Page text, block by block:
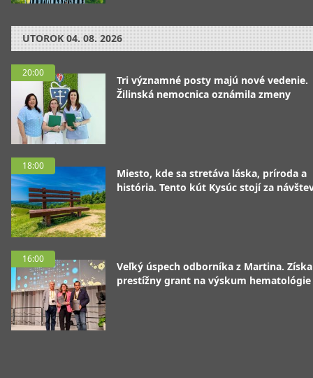
UTOROK 04. 08. 2026
20:00
Tri významné posty majú nové vedenie.
Žilinská nemocnica oznámila zmeny
18:00
Miesto, kde sa stretáva láska, príroda a
história. Tento kút Kysúc stojí za
16:00
Veľký úspech odborníka z Martina.
prestížny grant na výskum hematológie